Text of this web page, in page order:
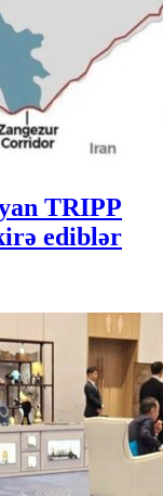
TRIPP
ediblər